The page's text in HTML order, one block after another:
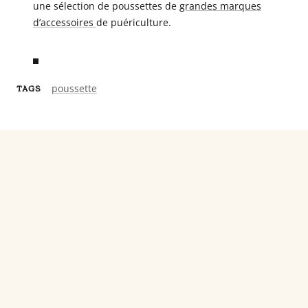
une sélection de poussettes de grandes marques
d’accessoires de puériculture.
TAGS poussette